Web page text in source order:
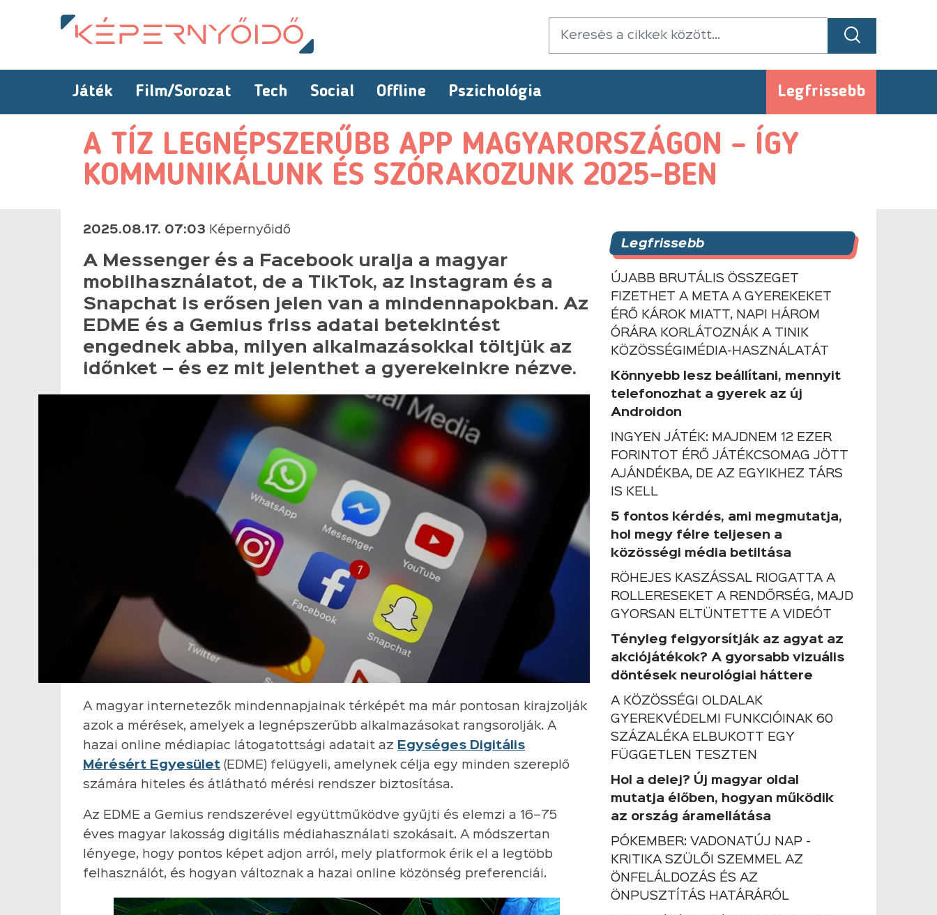
Játék Film/Sorozat Tech Social Offline Pszichológia Legfrissebb
A TÍZ LEGNÉPSZERŰBB APP MAGYARORSZÁGON – ÍGY
KOMMUNIKÁLUNK ÉS SZÓRAKOZUNK 2025-BEN
2025.08.17. 07:03 Képernyőidő
A Messenger és a Facebook uralja a magyar
mobilhasználatot, de a TikTok, az Instagram és a
Snapchat is erősen jelen van a mindennapokban. Az
EDME és a Gemius friss adatai betekintést
engednek abba, milyen alkalmazásokkal töltjük az
időnket – és ez mit jelenthet a gyerekeinkre nézve.
A magyar internetezők mindennapjainak térképét ma már pontosan kirajzolják
azok a mérések, amelyek a legnépszerűbb alkalmazásokat rangsorolják. A
hazai online médiapiac látogatottsági adatait az Egységes Digitális
Mérésért Egyesület (EDME) felügyeli, amelynek célja egy minden szereplő
számára hiteles és átlátható mérési rendszer biztosítása.
Az EDME a Gemius rendszerével együttműködve gyűjti és elemzi a 16–75
éves magyar lakosság digitális médiahasználati szokásait. A módszertan
lényege, hogy pontos képet adjon arról, mely platformok érik el a legtöbb
felhasználót, és hogyan változnak a hazai online közönség preferenciái.
Legfrissebb
ÚJABB BRUTÁLIS ÖSSZEGET
FIZETHET A META A GYEREKEKET
ÉRŐ KÁROK MIATT, NAPI HÁROM
ÓRÁRA KORLÁTOZNÁK A TINIK
KÖZÖSSÉGIMÉDIA-HASZNÁLATÁT
Könnyebb lesz beállítani, mennyit
telefonozhat a gyerek az új
Androidon
INGYEN JÁTÉK: MAJDNEM 12 EZER
FORINTOT ÉRŐ JÁTÉKCSOMAG JÖTT
AJÁNDÉKBA, DE AZ EGYIKHEZ TÁRS
IS KELL
5 fontos kérdés, ami megmutatja,
hol megy félre teljesen a
közösségi média betiltása
RÖHEJES KASZÁSSAL RIOGATTA A
ROLLERESEKET A RENDŐRSÉG, MAJD
GYORSAN ELTÜNTETTE A VIDEÓT
Tényleg felgyorsítják az agyat az
akciójátékok? A gyorsabb vizuális
döntések neurológiai háttere
A KÖZÖSSÉGI OLDALAK
GYEREKVÉDELMI FUNKCIÓINAK 60
SZÁZALÉKA ELBUKOTT EGY
FÜGGETLEN TESZTEN
Hol a delej? Új magyar oldal
mutatja élőben, hogyan működik
az ország áramellátása
PÓKEMBER: VADONATÚJ NAP -
KRITIKA SZÜLŐI SZEMMEL AZ
ÖNFELÁLDOZÁS ÉS AZ
ÖNPUSZTÍTÁS HATÁRÁRÓL